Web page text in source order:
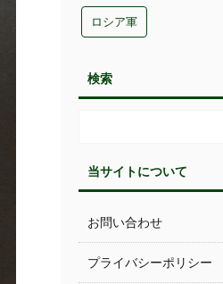
ロシア軍
検索
当サイトについて
お問い合わせ
プライバシーポリシー